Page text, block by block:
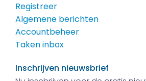
Registreer
Algemene berichten
Accountbeheer
Taken inbox
Inschrijven nieuwsbrief